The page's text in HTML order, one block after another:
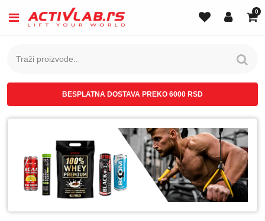
0
BESPLATNA DOSTAVA PREKO 6000 RSD